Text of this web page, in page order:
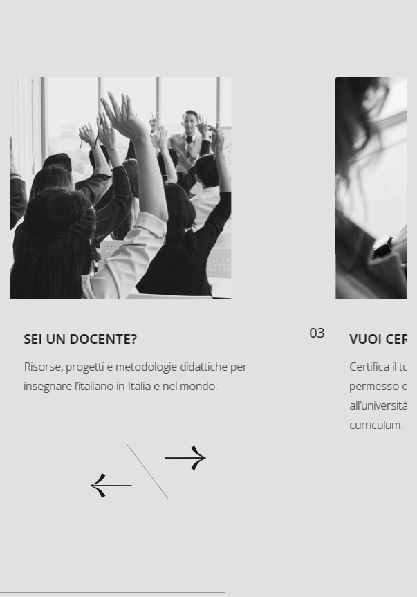
SEI UN DOCENTE?
Risorse, progetti e metodologie didattiche per
insegnare l’italiano in Italia e nel mondo.
03 VUOI
Certifica il
permesso di
all’università
curriculum.